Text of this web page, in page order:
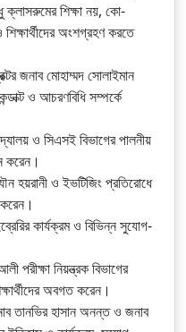
ক্লাসরুমের শিক্ষা নয়, কো-
শিক্ষার্থীদের অংশগ্রহণ করতে
জনাব মোহাম্মদ সোলাইমান
ও আচরণবিধি সম্পর্কে
ও সিএসই বিভাগের পালনীয়
করেন।
হয়রানী ও ইভটিজিং প্রতিরোধে
কার্যক্রম ও বিভিন্ন সুযোগ-
পরীক্ষা নিয়ন্ত্রক বিভাগের
অবগত করেন।
তানভির হাসান অনন্ত ও জনাব